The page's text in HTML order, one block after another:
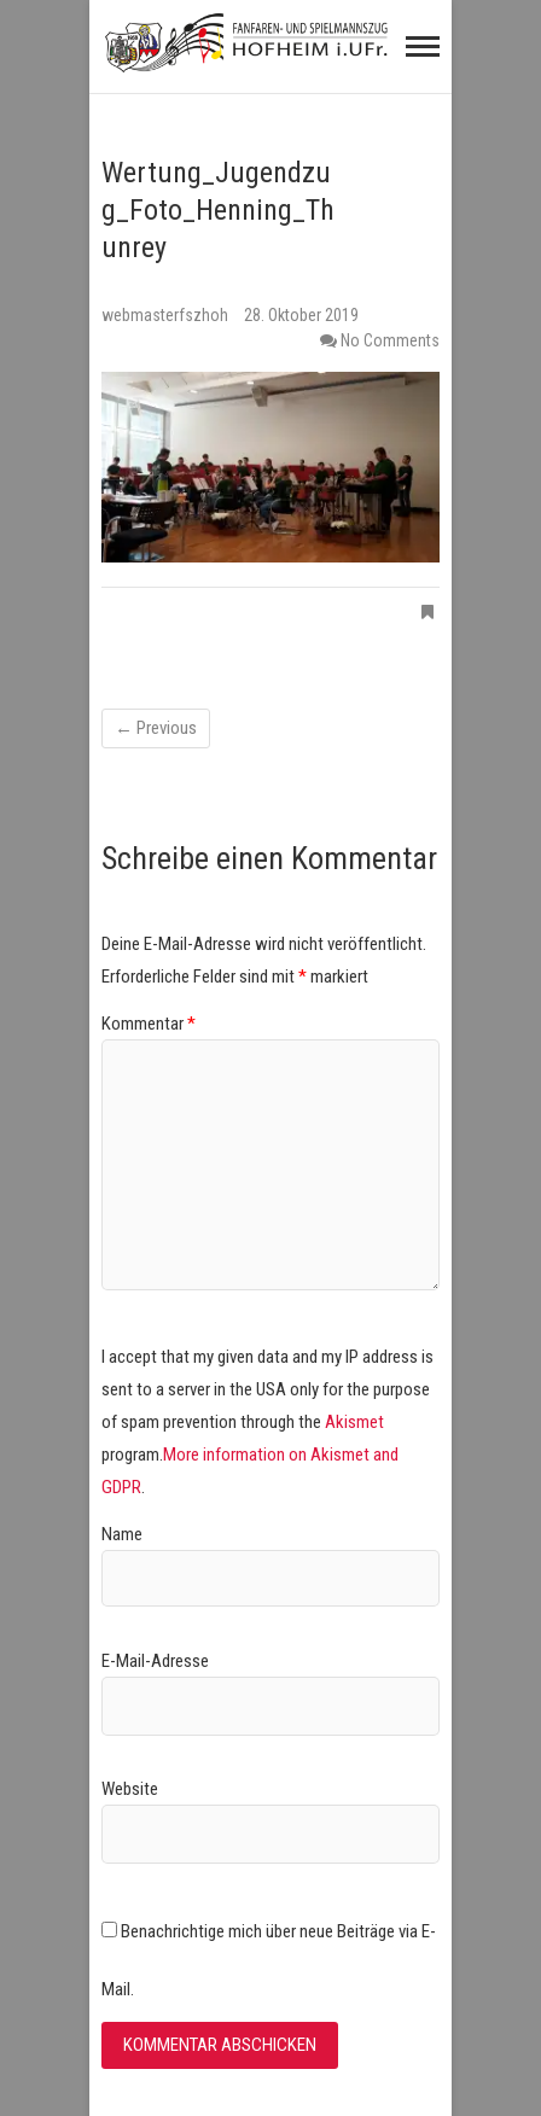
Fanfaren- und
Spielmannszug
Wertung_Jugendzu
g_Foto_Henning_Th
unrey
webmasterfszhoh
28. Oktober 2019
No Comments
← Previous
Schreibe einen Kommentar
Deine E-Mail-Adresse wird nicht veröffentlicht.
Erforderliche Felder sind mit*markiert
Kommentar*
I accept that my given data and my IP address is
sent to a server in the USA only for the purpose
of spam prevention through the Akismet
program.More information on Akismet and
GDPR.
Name
E-Mail-Adresse
Website
Benachrichtige mich über neue Beiträge via E-
Mail.